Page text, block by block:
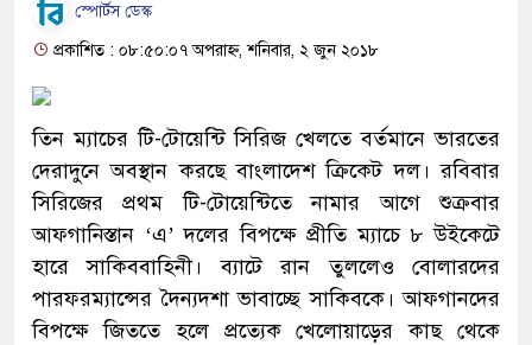
স্পোর্টস ডেস্ক
প্রকাশিত : ০৮:৫০:০৭ অপরাহ্ন, শনিবার, ২ জুন ২০১৮
তিন ম্যাচের টি-টোয়েন্টি সিরিজ খেলতে বর্তমানে ভারতের
দেরাদুনে অবস্থান করছে বাংলাদেশ ক্রিকেট দল। রবিবার
সিরিজের প্রথম টি-টোয়েন্টিতে নামার আগে শুক্রবার
আফগানিস্তান ‘এ’ দলের বিপক্ষে প্রীতি ম্যাচে ৮ উইকেটে
হারে সাকিববাহিনী। ব্যাটে রান তুললেও বোলারদের
পারফরম্যান্সের দৈন্যদশা ভাবাচ্ছে সাকিবকে। আফগানদের
বিপক্ষে জিততে হলে প্রত্যেক খেলোয়াড়ের কাছ থেকে